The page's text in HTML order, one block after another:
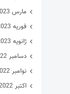
مارس 2023
فوریه 2023
ژانویه 2023
دسامبر 2022
نوامبر 2022
اکتبر 2022